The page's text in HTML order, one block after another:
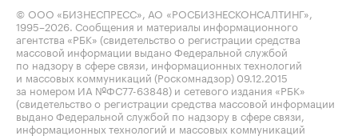
© ООО «БИЗНЕСПРЕСС», АО «РОСБИЗНЕСКОНСАЛТИНГ»,
1995–2026. Сообщения и материалы информационного
агентства «РБК» (свидетельство о регистрации средства
массовой информации выдано Федеральной службой
по надзору в сфере связи, информационных технологий
и массовых коммуникаций (Роскомнадзор) 09.12.2015
за номером ИА №ФС77-63848) и сетевого издания «РБК»
(свидетельство о регистрации средства массовой информации
выдано Федеральной службой по надзору в сфере связи,
информационных технологий и массовых коммуникаций